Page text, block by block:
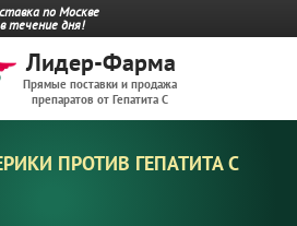
по Москве
течение дня!
Лидер-Фарма
Прямые поставки и продажа
препаратов от Гепатита С
ПРОТИВ ГЕПАТИТА С